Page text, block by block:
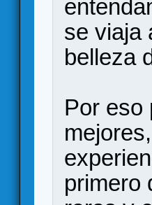
se viaja
belleza
Por eso
primero